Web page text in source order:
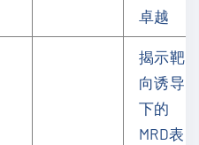
卓越
揭示靶
向诱导
下的
MRD表